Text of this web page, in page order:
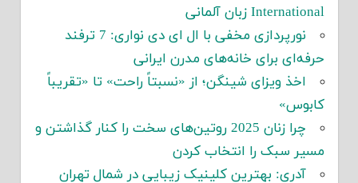
International زبان آلمانی
نورپردازی مخفی با ال ای دی نواری: 7 ترفند
حرفه‌ای برای خانه‌های مدرن ایرانی
اخذ ویزای شینگن؛ از «نسبتاً راحت» تا «تقریباً
کابوس»
چرا زنان 2025 روتین‌های سخت را کنار گذاشتن و
مسیر سبک را انتخاب کردن
آدری: بهترین کلینیک زیبایی در شمال تهران